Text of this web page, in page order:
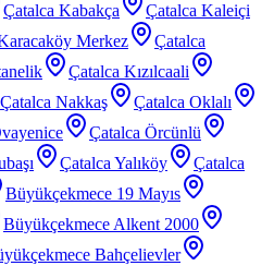
Çatalca Kabakça
Çatalca Kaleiçi
Merkez
Çatalca
Çatalca Kızılcaali
Çatalca Nakkaş
Çatalca Oklalı
Çatalca Örcünlü
Çatalca Yalıköy
Çatalca
Büyükçekmece 19 Mayıs
Büyükçekmece Alkent 2000
Bahçelievler